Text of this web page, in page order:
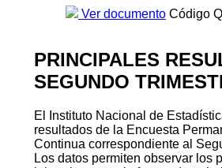
Ver documento Código
PRINCIPALES
SEGUNDO
El Instituto Nacional de
resultados de la Encuesta
Continua correspondiente al
Los datos permiten observar los